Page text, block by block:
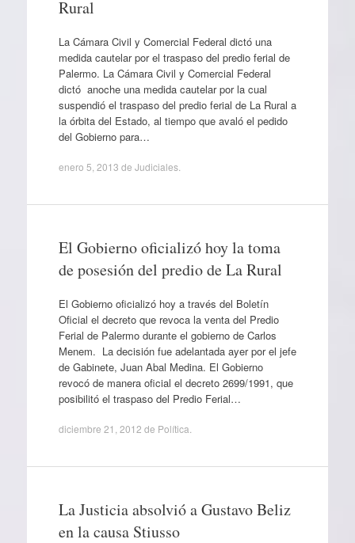
Rural
La Cámara Civil y Comercial Federal dictó una
medida cautelar por el traspaso del predio ferial de
Palermo. La Cámara Civil y Comercial Federal
dictó anoche una medida cautelar por la cual
suspendió el traspaso del predio ferial de La Rural a
la órbita del Estado, al tiempo que avaló el pedido
del Gobierno para…
enero 5, 2013 de Judiciales.
El Gobierno oficializó hoy la toma
de posesión del predio de La Rural
El Gobierno oficializó hoy a través del Boletín
Oficial el decreto que revoca la venta del Predio
Ferial de Palermo durante el gobierno de Carlos
Menem. La decisión fue adelantada ayer por el jefe
de Gabinete, Juan Abal Medina. El Gobierno
revocó de manera oficial el decreto 2699/1991, que
posibilitó el traspaso del Predio Ferial…
diciembre 21, 2012 de Política
La Justicia absolvió a Gustavo Beliz
en la causa Stiusso